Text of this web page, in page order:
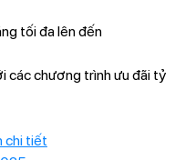
tối đa lên đến
các chương trình ưu đãi tỷ
chi tiết